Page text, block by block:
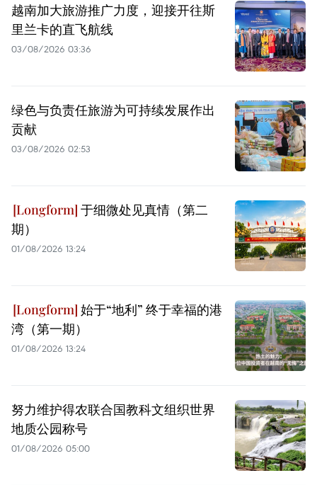
越南加大旅游推广力度，迎接开往斯
里兰卡的直飞航线
03/08/2026 03:36
绿色与负责任旅游为可持续发展作出
贡献
03/08/2026 02:53
于细微处见真情（第二
期）
01/08/2026 13:24
始于“地利” 终于幸福的港
湾（第一期）
01/08/2026 13:24
努力维护得农联合国教科文组织世界
地质公园称号
01/08/2026 05:00